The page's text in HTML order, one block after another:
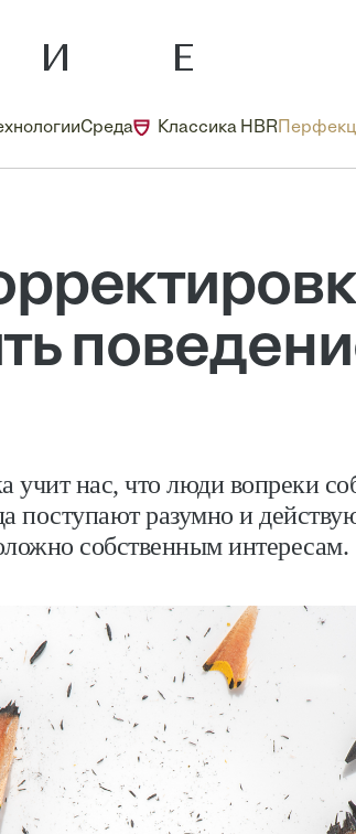
Среда Классика HBR
учит нас, что люди вопреки
поступают разумно и
собственным интересам.